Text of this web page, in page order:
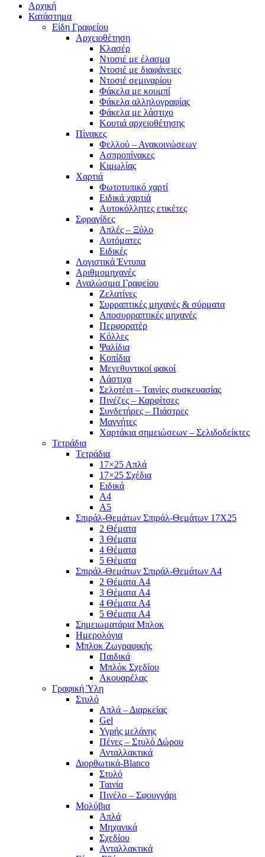
Αρχική
Κατάστημα
Είδη Γραφείου
Αρχειοθέτηση
Κλασέρ
Ντοσιέ με έλασμα
Ντοσιέ με διαφάνειες
Ντοσιέ σεμιναρίου
Φάκελα με κουμπί
Φάκελα αλληλογραφίας
Φάκελα με λάστιχο
Κουτιά αρχειοθέτησης
Πίνακες
Φελλού – Ανακοινώσεων
Ασπροπίνακες
Κιμωλίας
Χαρτιά
Φωτοτυπικό χαρτί
Ειδικά χαρτιά
Αυτοκόλλητες ετικέτες
Σφραγίδες
Απλές – Ξύλο
Αυτόματες
Ειδικές
Λογιστικά Έντυπα
Αριθμομηχανές
Αναλώσιμα Γραφείου
Ζελατίνες
Συρραπτικές μηχανές & σύρματα
Αποσυρραπτικές μηχανές
Περφορατέρ
Κόλλες
Ψαλίδια
Κοπίδια
Μεγεθυντικοί φακοί
Λάστιχα
Σελοτέιπ – Ταινίες συσκευασίας
Πινέζες – Καρφίτσες
Συνδετήρες – Πιάστρες
Μαγνήτες
Χαρτάκια σημειώσεων – Σελιδοδείκτες
Τετράδια
Τετράδια
17×25 Απλά
17×25 Σχέδια
Ειδικά
Α4
Α5
Σπιράλ-Θεμάτων Σπιράλ-Θεμάτων 17Χ25
2 Θέματα
3 Θέματα
4 Θέματα
5 Θέματα
Σπιράλ-Θεμάτων Σπιράλ-Θεμάτων Α4
2 Θέματα A4
3 Θέματα A4
4 Θέματα A4
5 Θέματα A4
Σημειωματάρια Μπλοκ
Ημερολόγια
Μπλοκ Ζωγραφικής
Παιδικά
Μπλόκ Σχεδίου
Ακουαρέλας
Γραφική Ύλη
Στυλό
Απλά – Διαρκείας
Gel
Υγρής μελάνης
Πένες – Στυλό Δώρου
Ανταλλακτικά
Διορθωτικά-Blanco
Στυλό
Ταινία
Πινέλο – Σφουγγάρι
Μολύβια
Απλά
Μηχανικά
Σχεδίου
Ανταλλακτικά